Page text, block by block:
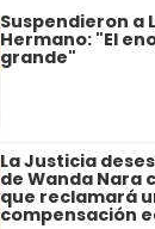
Suspendieron a
Hermano: "El
grande"
La Justicia
de Wanda Nara
que reclamará
compensación